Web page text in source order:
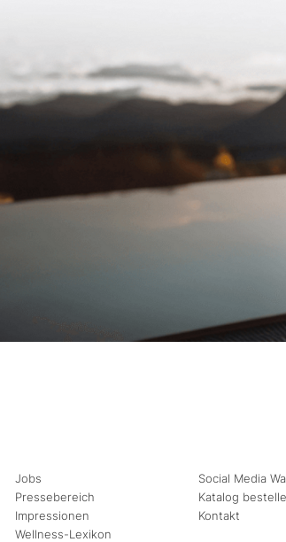
Jobs
Pressebereich
Impressionen
Wellness-Lexikon
Social Media
Katalog
Kontakt